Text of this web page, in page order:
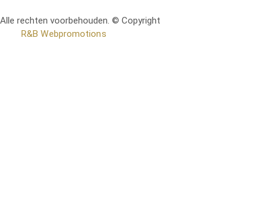
Alle rechten voorbehouden. © Copyright
R&B Webpromotions